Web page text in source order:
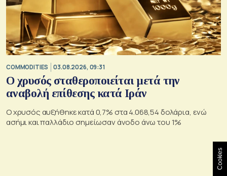
COMMODITIES 03.08.2026, 09:31
Ο χρυσός σταθεροποιείται μετά την
αναβολή επίθεσης κατά Ιράν
Ο χρυσός αυξήθηκε κατά 0,7% στα 4.068,54 δολάρια, ενώ
ασήμι και παλλάδιο σημείωσαν άνοδο άνω του 1%
Cookies